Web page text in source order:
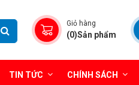
Giỏ hàng
(0)Sản phẩm
TIN TỨC CHÍNH SÁCH